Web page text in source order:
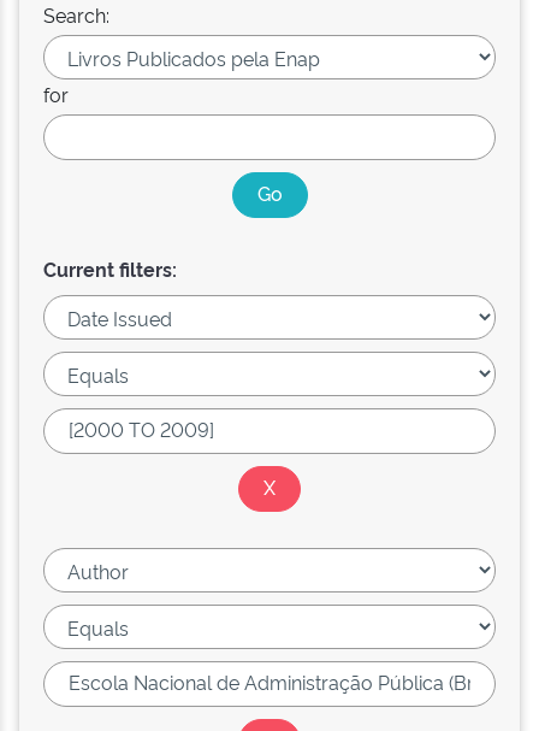
Search:
for
Current filters: